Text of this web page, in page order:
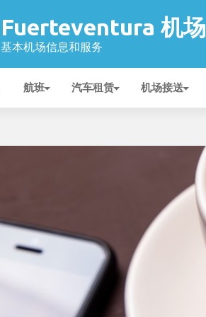
Fuerteventura 机场
基本机场信息和服务
航班 汽车租赁 机场接送